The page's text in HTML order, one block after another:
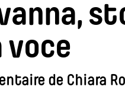
voce
de Chiara